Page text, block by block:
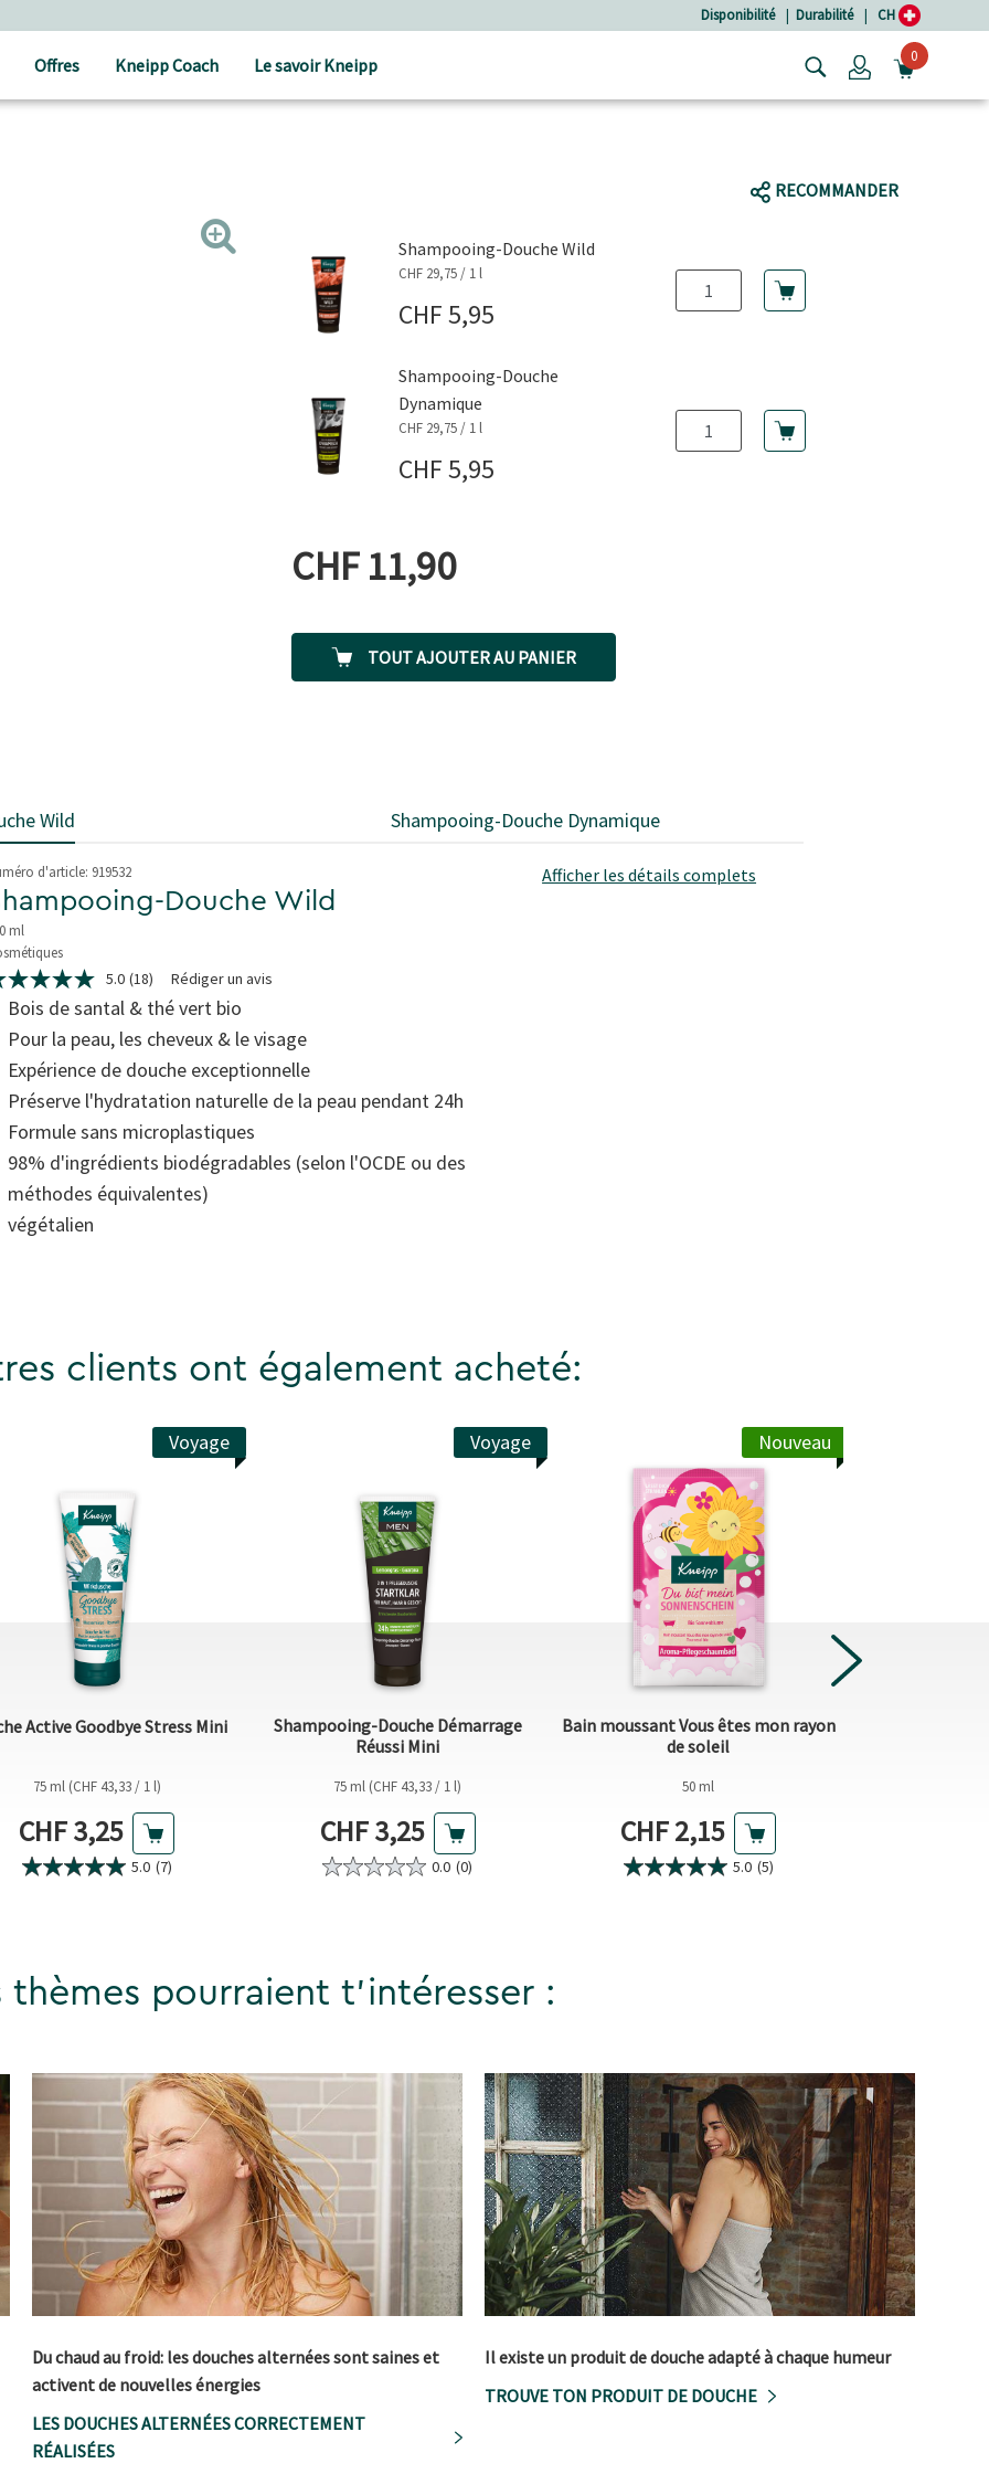
Disponibilité | Durabilité | CH
Offres Kneipp Coach Le savoir Kneipp Login0
RECOMMANDER
Shampooing-Douche Wild
CHF 29,75 / 1 l
Prix actuel
CHF 5,95
Shampooing-Douche
Dynamique
CHF 29,75 / 1 l
Prix actuel
CHF 5,95
CHF 11,90
TOUT AJOUTER AU PANIER
Wild Shampooing-Douche Dynamique
d'article: 919532
Douche Wild
ml
5 étoiles 5.0 (18) Rédiger un avis
Bois de santal & thé vert bio
Pour la peau, les cheveux & le visage
Expérience de douche exceptionnelle
Préserve l'hydratation naturelle de la peau pendant 24h
Formule sans microplastiques
98% d'ingrédients biodégradables (selon l'OCDE ou des
méthodes équivalentes)
végétalien
Afficher les détails complets
clients ont également acheté:
Voyage
Active Goodbye Stress Mini
75 ml (CHF 43,33 / 1 l)
Prix actuel
CHF 3,25
5.0 (7)
Voyage
Shampooing-Douche Démarrage
Réussi Mini
75 ml (CHF 43,33 / 1 l)
Prix actuel
CHF 3,25
0.0 (0)
Nouveau
Bain moussant Vous êtes mon rayon
de soleil
50 ml
Prix actuel
CHF 2,15
5.0 (5)
thèmes pourraient t'intéresser :
Du chaud au froid: les douches alternées sont saines et
activent de nouvelles énergies
LES DOUCHES ALTERNÉES CORRECTEMENT
RÉALISÉES
Il existe un produit de douche adapté à chaque humeur
TROUVE TON PRODUIT DE DOUCHE